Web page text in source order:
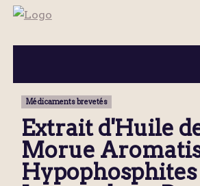
BOUTEILLES ▼
MA COLLECTION
CONTACT
Médicaments brevetés
Extrait d'Huile
Morue
Hypophosphites